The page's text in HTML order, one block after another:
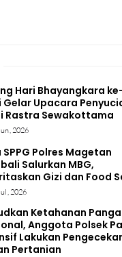
Hari Bhayangkara
Gelar Upacara
Rastra Sewakottama
2026
SPPG Polres Magetan
Salurkan MBG,
Gizi dan Food
2026
Ketahanan
Anggota Polsek
Lakukan
Pertanian